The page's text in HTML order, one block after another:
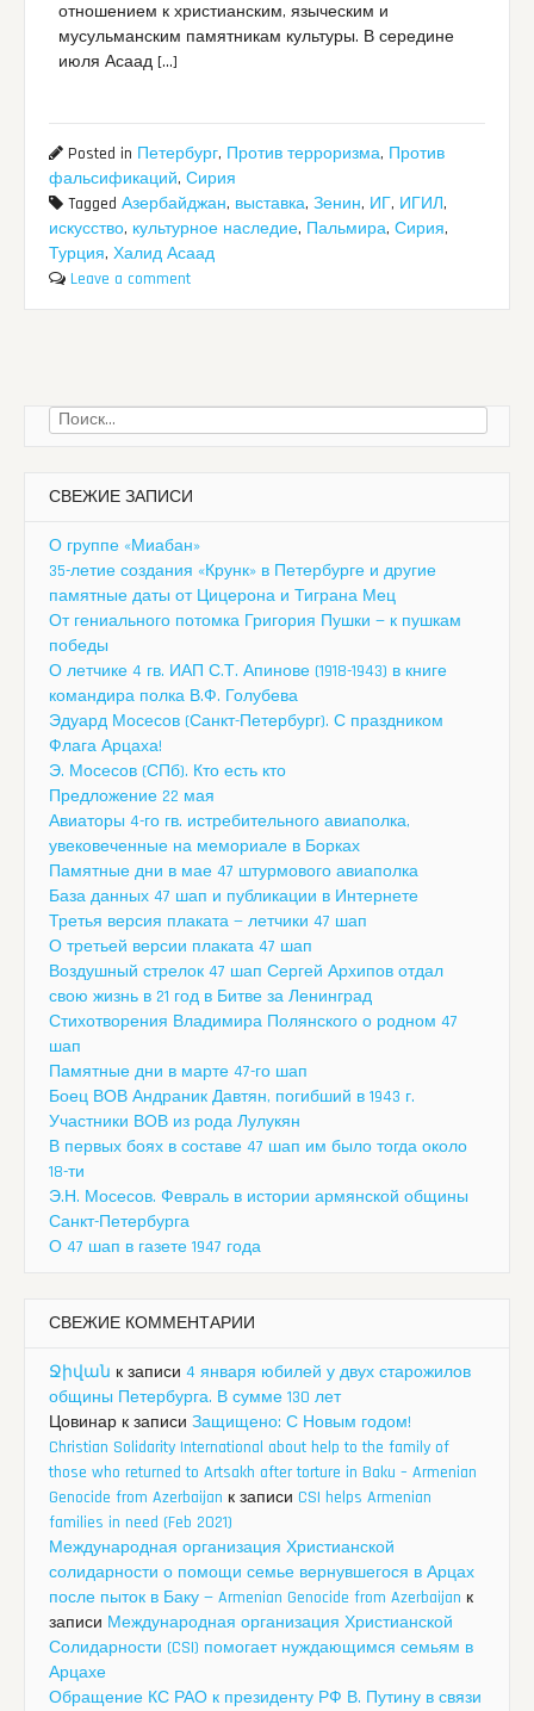
отношением к христианским, языческим и
мусульманским памятникам культуры. В середине
июля Асаад […]
Posted in Петербург, Против терроризма, Против
фальсификаций,Сирия
TaggedАзербайджан, выставка,Зенин, ИГ, ИГИЛ,
искусство, культурное наследие, Пальмира,Сирия,
Турция,Халид Асаад
Leave a comment
Найти:
СВЕЖИЕ ЗАПИСИ
О группе «Миабан»
35-летие создания «Крунк» в Петербурге и другие
памятные даты от Цицерона и Тиграна Мец
От гениального потомка Григория Пушки — к пушкам
победы
О летчике 4 гв. ИАП С.Т. Апинове (1918-1943) в книге
командира полка В.Ф. Голубева
Эдуард Мосесов (Санкт-Петербург). С праздником
Флага Арцаха!
Э. Мосесов (СПб). Кто есть кто
Предложение 22 мая
Авиаторы 4-го гв. истребительного авиаполка,
увековеченные на мемориале в Борках
Памятные дни в мае 47 штурмового авиаполка
База данных 47 шап и публикации в Интернете
Третья версия плаката — летчики 47 шап
О третьей версии плаката 47 шап
Воздушный стрелок 47 шап Сергей Архипов отдал
свою жизнь в 21 год в Битве за Ленинград
Стихотворения Владимира Полянского о родном 47
шап
Памятные дни в марте 47-го шап
Боец ВОВ Андраник Давтян, погибший в 1943 г.
Участники ВОВ из рода Лулукян
В первых боях в составе 47 шап им было тогда около
18-ти
Э.Н. Мосесов. Февраль в истории армянской общины
Санкт-Петербурга
О 47 шап в газете 1947 года
СВЕЖИЕ КОММЕНТАРИИ
Ջիվան к записи 4 января юбилей у двух старожилов
общины Петербурга. В сумме 130 лет
Цовинар к записи Защищено: С Новым годом!
Christian Solidarity International about help to the family of
those who returned to Artsakh after torture in Baku – Armenian
Genocide from Azerbaijan к записи CSI helps Armenian
families in need (Feb 2021)
Международная организация Христианской
солидарности о помощи семье вернувшегося в Арцах
после пыток в Баку — Armenian Genocide from Azerbaijan к
записи Международная организация Христианской
Солидарности (CSI) помогает нуждающимся семьям в
Арцахе
Обращение КС РАО к президенту РФ В. Путину в связи